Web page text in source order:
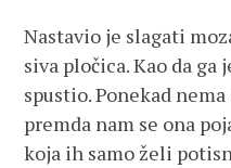
Nastavio je slagati
siva pločica. Kao da ga
spustio. Ponekad
premda nam se ona
koja ih samo želi